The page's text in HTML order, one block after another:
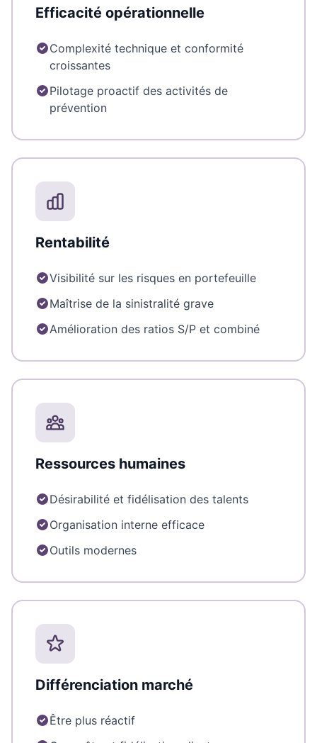
Efficacité opérationnelle
Complexité technique et conformité
croissantes
Pilotage proactif des activités de
prévention
Rentabilité
Visibilité sur les risques en portefeuille
Maîtrise de la sinistralité grave
Amélioration des ratios S/P et combiné
Ressources humaines
Désirabilité et fidélisation des talents
Organisation interne efficace
Outils modernes
Différenciation marché
Être plus réactif